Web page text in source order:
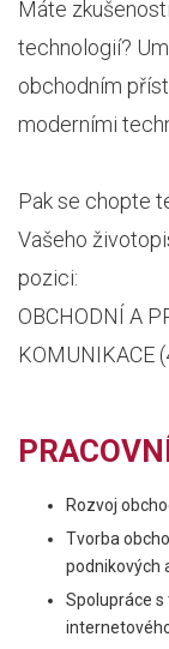
Máte
technologií?
obchodním
moderními
Pak se chopte
Vašeho
pozici:
OBCHODNÍ A
KOMUNIKACE
Rozvoj
Tvorba
podnikových
Spolupráce